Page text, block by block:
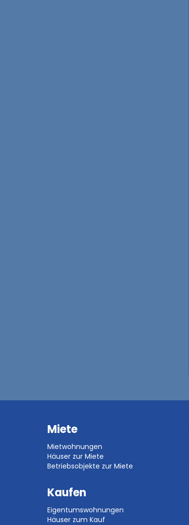
Miete
Mietwohnungen
Häuser zur Miete
Betriebsobjekte zur Miete
Kaufen
Eigentumswohnungen
Häuser zum Kauf